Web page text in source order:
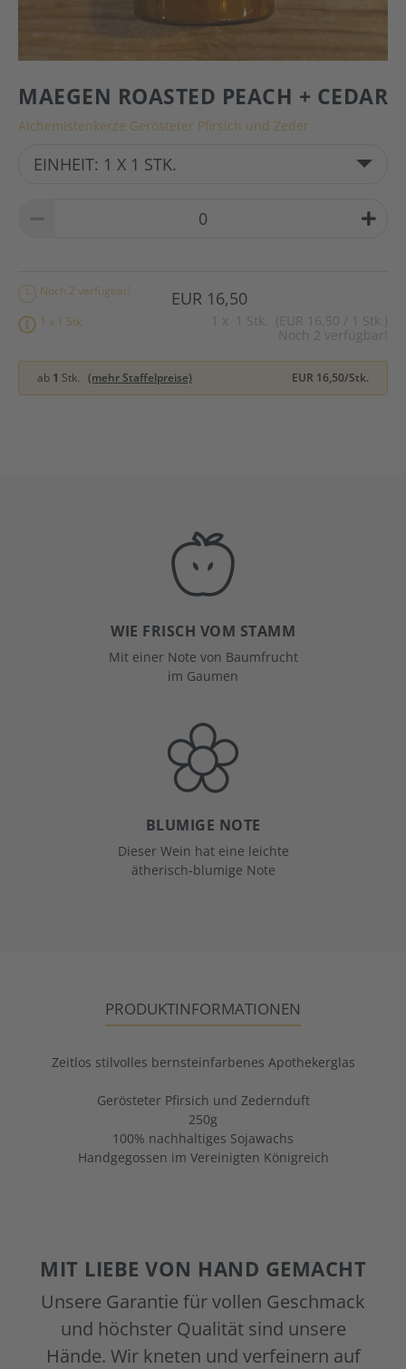
MAEGEN ROASTED PEACH + CEDAR
Alchemistenkerze Gerösteter Pfirsich und Zeder
EINHEIT: 1 X 1 STK.
Noch 2 verfügbar!
1 x 1 Stk.
EUR 16,50
x
1 Stk. (EUR 16,50 / 1 Stk.)
Noch 2 verfügbar!
ab 1 Stk. (mehr Staffelpreise) EUR 16,50/Stk.
WIE FRISCH VOM STAMM
Mit einer Note von Baumfrucht
im Gaumen
BLUMIGE NOTE
Dieser Wein hat eine leichte
ätherisch-blumige Note
PRODUKTINFORMATIONEN
Zeitlos stilvolles bernsteinfarbenes Apothekerglas
Gerösteter Pfirsich und Zedernduft
250g
100% nachhaltiges Sojawachs
Handgegossen im Vereinigten Königreich
MIT LIEBE VON HAND GEMACHT
Unsere Garantie für vollen Geschmack
und höchster Qualität sind unsere
Hände. Wir kneten und verfeinern auf